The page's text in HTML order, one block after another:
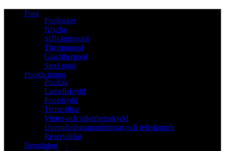
Pool
Poolpaket
Niveko
Stålväggspool
Thermopool
Glasfiberpool
Steel pool
Pooltäckning
Pooltak
Lamellskydd
Poolskydd
Termofiltar
Vinter-och säkerhetsskydd
Upprullningsanordningar och teleskoprör
Reservdelar
Rengöring